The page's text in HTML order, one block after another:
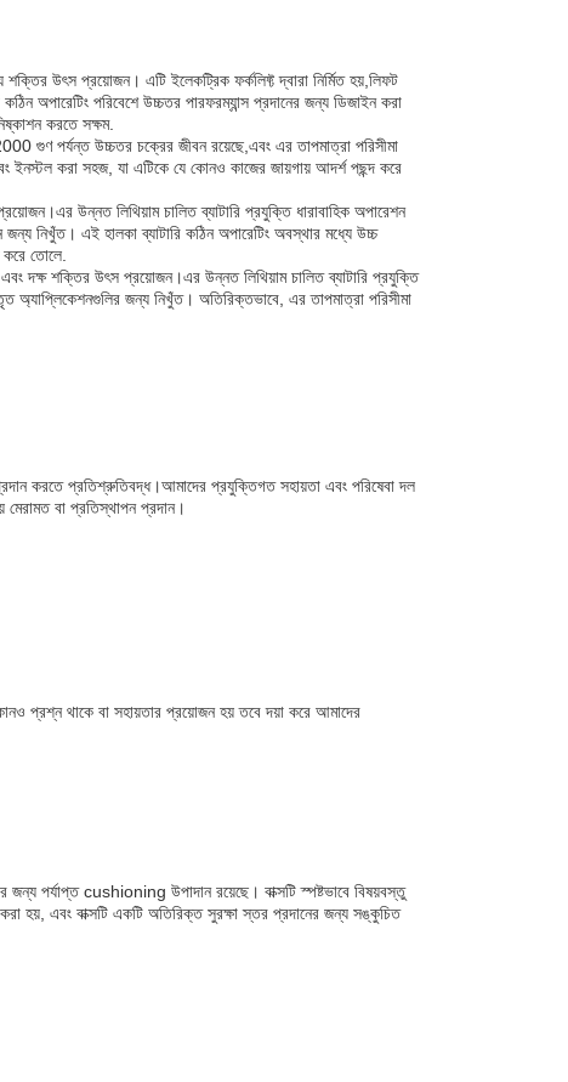
শক্তির উৎস প্রয়োজন। এটি ইলেকট্রিক ফর্কলিফ্ট দ্বারা নির্মিত হয়,লিফট
কঠিন অপারেটিং পরিবেশে উচ্চতর পারফরম্যান্স প্রদানের জন্য ডিজাইন করা
করতে সক্ষম.
2000 গুণ পর্যন্ত উচ্চতর চক্রের জীবন রয়েছে,এবং এর তাপমাত্রা পরিসীমা
করা সহজ, যা এটিকে যে কোনও কাজের জায়গায় আদর্শ পছন্দ করে
উন্নত লিথিয়াম চালিত ব্যাটারি প্রযুক্তি ধারাবাহিক অপারেশন
নিখুঁত। এই হালকা ব্যাটারি কঠিন অপারেটিং অবস্থার মধ্যে উচ্চ
তোলে.
এবং দক্ষ শক্তির উৎস প্রয়োজন।এর উন্নত লিথিয়াম চালিত ব্যাটারি প্রযুক্তি
অ্যাপ্লিকেশনগুলির জন্য নিখুঁত। অতিরিক্তভাবে, এর তাপমাত্রা পরিসীমা
করতে প্রতিশ্রুতিবদ্ধ।আমাদের প্রযুক্তিগত সহায়তা এবং পরিষেবা দল
বা প্রতিস্থাপন প্রদান।
প্রশ্ন থাকে বা সহায়তার প্রয়োজন হয় তবে দয়া করে আমাদের
জন্য পর্যাপ্ত cushioning উপাদান রয়েছে। বাক্সটি স্পষ্টভাবে বিষয়বস্তু
হয়, এবং বাক্সটি একটি অতিরিক্ত সুরক্ষা স্তর প্রদানের জন্য সঙ্কুচিত